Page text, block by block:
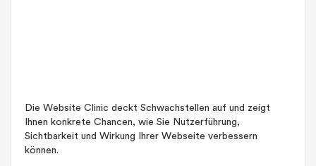
Die Website Clinic deckt Schwachstellen auf und zeigt
Ihnen konkrete Chancen, wie Sie Nutzerführung,
Sichtbarkeit und Wirkung Ihrer Webseite verbessern
können.